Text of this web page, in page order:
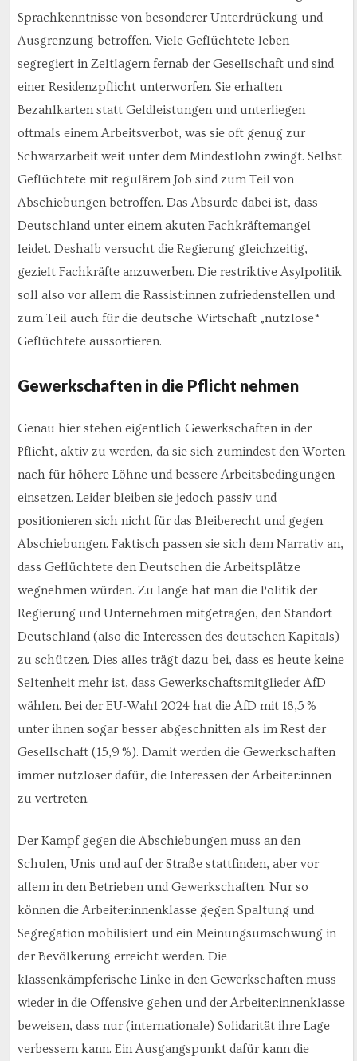
Sprachkenntnisse von besonderer Unterdrückung und
Ausgrenzung betroffen. Viele Geflüchtete leben
segregiert in Zeltlagern fernab der Gesellschaft und sind
einer Residenzpflicht unterworfen. Sie erhalten
Bezahlkarten statt Geldleistungen und unterliegen
oftmals einem Arbeitsverbot, was sie oft genug zur
Schwarzarbeit weit unter dem Mindestlohn zwingt. Selbst
Geflüchtete mit regulärem Job sind zum Teil von
Abschiebungen betroffen. Das Absurde dabei ist, dass
Deutschland unter einem akuten Fachkräftemangel
leidet. Deshalb versucht die Regierung gleichzeitig,
gezielt Fachkräfte anzuwerben. Die restriktive Asylpolitik
soll also vor allem die Rassist:innen zufriedenstellen und
zum Teil auch für die deutsche Wirtschaft „nutzlose“
Geflüchtete aussortieren.
Gewerkschaften in die Pflicht nehmen
Genau hier stehen eigentlich Gewerkschaften in der
Pflicht, aktiv zu werden, da sie sich zumindest den Worten
nach für höhere Löhne und bessere Arbeitsbedingungen
einsetzen. Leider bleiben sie jedoch passiv und
positionieren sich nicht für das Bleiberecht und gegen
Abschiebungen. Faktisch passen sie sich dem Narrativ an,
dass Geflüchtete den Deutschen die Arbeitsplätze
wegnehmen würden. Zu lange hat man die Politik der
Regierung und Unternehmen mitgetragen, den Standort
Deutschland (also die Interessen des deutschen Kapitals)
zu schützen. Dies alles trägt dazu bei, dass es heute keine
Seltenheit mehr ist, dass Gewerkschaftsmitglieder AfD
wählen. Bei der EU-Wahl 2024 hat die AfD mit 18,5 %
unter ihnen sogar besser abgeschnitten als im Rest der
Gesellschaft (15,9 %). Damit werden die Gewerkschaften
immer nutzloser dafür, die Interessen der Arbeiter:innen
zu vertreten.
Der Kampf gegen die Abschiebungen muss an den
Schulen, Unis und auf der Straße stattfinden, aber vor
allem in den Betrieben und Gewerkschaften. Nur so
können die Arbeiter:innenklasse gegen Spaltung und
Segregation mobilisiert und ein Meinungsumschwung in
der Bevölkerung erreicht werden. Die
klassenkämpferische Linke in den Gewerkschaften muss
wieder in die Offensive gehen und der Arbeiter:innenklasse
beweisen, dass nur (internationale) Solidarität ihre Lage
verbessern kann. Ein Ausgangspunkt dafür kann die